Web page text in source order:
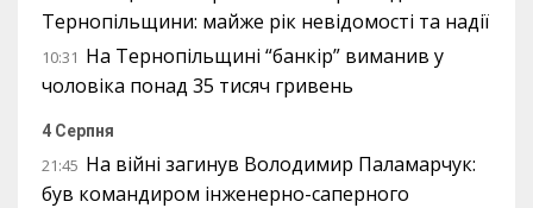
Тернопільщини: майже рік невідомості та надії
10:31 На Тернопільщині “банкір” виманив у
чоловіка понад 35 тисяч гривень
4 Серпня
21:45 На війні загинув Володимир Паламарчук:
був командиром інженерно-саперного